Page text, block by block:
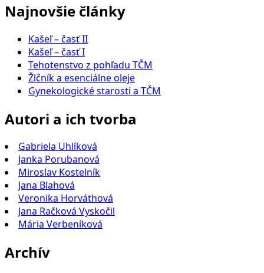
Najnovšie články
Kašeľ – časť II
Kašeľ – časť I
Tehotenstvo z pohľadu TČM
Žlčník a esenciálne oleje
Gynekologické starosti a TČM
Autori a ich tvorba
Gabriela Uhlíková
Janka Porubanová
Miroslav Kostelník
Jana Blahová
Veronika Horváthová
Jana Račková Vyskočil
Mária Verbeníková
Archív